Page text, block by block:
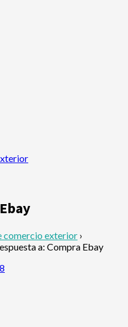
comercio exterior ›
a: Compra Ebay